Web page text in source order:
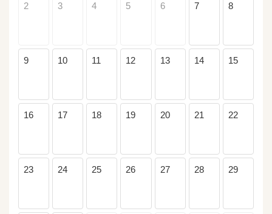
2 3 4 5 6 7 8
9 10 11 12 13 14 15
16 17 18 19 20 21 22
23 24 25 26 27 28 29